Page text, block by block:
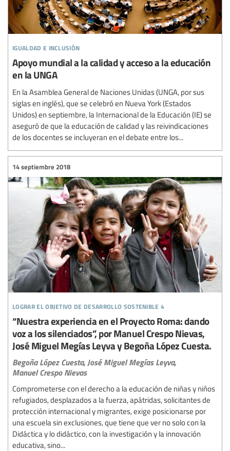
igualdad e inclusión
Apoyo mundial a la calidad y acceso a la educación
en la UNGA
En la Asamblea General de Naciones Unidas (UNGA, por sus
siglas en inglés), que se celebró en Nueva York (Estados
Unidos) en septiembre, la Internacional de la Educación (IE) se
aseguró de que la educación de calidad y las reivindicaciones
de los docentes se incluyeran en el debate entre los...
lograr el objetivo de desarrollo sostenible 4
14 septiembre 2018
“Nuestra experiencia en el Proyecto Roma: dando
voz a los silenciados”, por Manuel Crespo Nievas,
José Miguel Megías Leyva y Begoña López Cuesta.
Begoña López Cuesta,José Miguel Megías Leyva,
Manuel Crespo Nievas
Comprometerse con el derecho a la educación de niñas y niños
refugiados, desplazados a la fuerza, apátridas, solicitantes de
protección internacional y migrantes, exige posicionarse por
una escuela sin exclusiones, que tiene que ver no solo con la
Didáctica y lo didáctico, con la investigación y la innovación
educativa, sino...